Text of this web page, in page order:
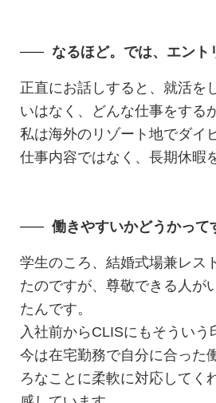
なるほど。では、エント
正直にお話しすると、就活を
いはなく、どんな仕事をする
私は海外のリゾート地でダイ
仕事内容ではなく、長期休暇
働きやすいかどうかって
学生のころ、結婚式場兼レス
たのですが、尊敬できる人が
たんです。
入社前からCLISにもそうい
今は在宅勤務で自分に合った
ろなことに柔軟に対応してく